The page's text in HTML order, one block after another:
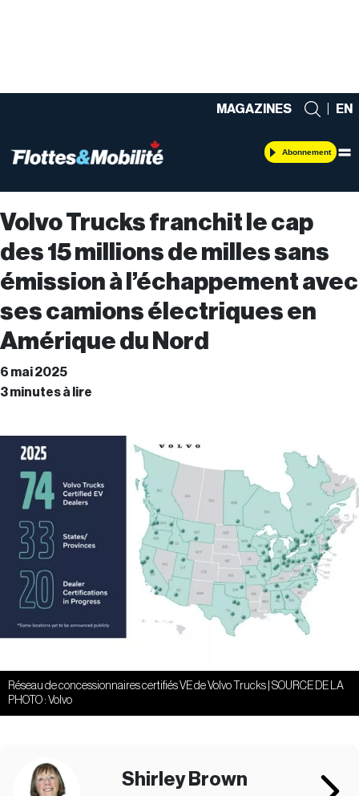
MAGAZINES EN
Abonnement
Volvo Trucks franchit le cap
des 15 millions de milles sans
émission à l’échappement avec
ses camions électriques en
Amérique du Nord
6 mai 2025
3 minutes à lire
Réseau de concessionnaires certifiés VE de Volvo Trucks | SOURCE DE LA
PHOTO : Volvo
Shirley Brown